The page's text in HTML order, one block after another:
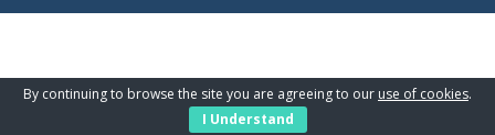
By continuing to browse the site you are agreeing to our use of cookies.
I Understand